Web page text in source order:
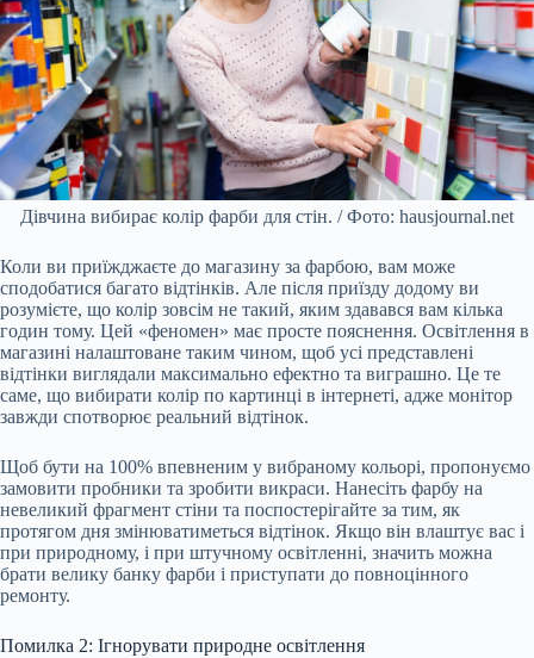
Дівчина вибирає колір фарби для стін. / Фото: hausjournal.net
Коли ви приїжджаєте до магазину за фарбою, вам може
сподобатися багато відтінків. Але після приїзду додому ви
розумієте, що колір зовсім не такий, яким здавався вам кілька
годин тому. Цей «феномен» має просте пояснення. Освітлення в
магазині налаштоване таким чином, щоб усі представлені
відтінки виглядали максимально ефектно та виграшно. Це те
саме, що вибирати колір по картинці в інтернеті, адже монітор
завжди спотворює реальний відтінок.
Щоб бути на 100% впевненим у вибраному кольорі, пропонуємо
замовити пробники та зробити викраси. Нанесіть фарбу на
невеликий фрагмент стіни та поспостерігайте за тим, як
протягом дня змінюватиметься відтінок. Якщо він влаштує вас і
при природному, і при штучному освітленні, значить можна
брати велику банку фарби і приступати до повноцінного
ремонту.
Помилка 2: Ігнорувати природне освітлення